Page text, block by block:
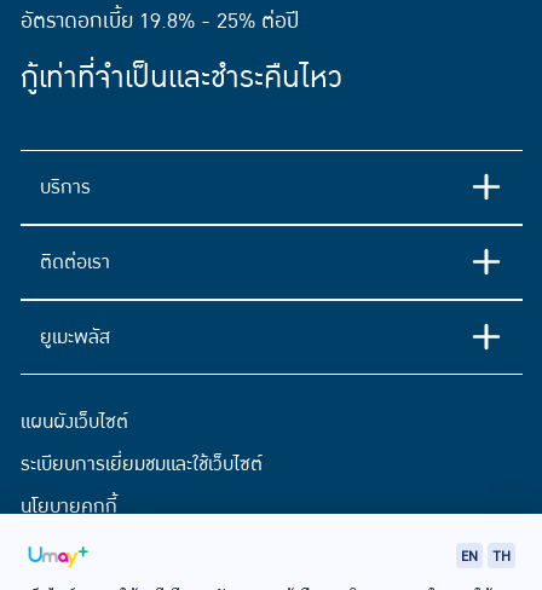
อัตราดอกเบี้ย 19.8% - 25% ต่อปี
กู้เท่าที่จำเป็นและชำระคืนไหว
บริการ
ติดต่อเรา
ยูเมะพลัส
แผนผังเว็บไซต์
ระเบียบการเยี่ยมชมและใช้เว็บไซต์
นโยบายคุกกี้
ประกาศการคุ้มครองข้อมูลส่วนบุคคล
EN TH